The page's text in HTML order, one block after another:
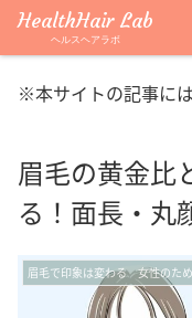
※本サイトの記事に
眉毛の黄金比
る！面長・丸
眉毛で印象は変わる 女性のた
HealthHair Lab
ヘルスヘアラボ